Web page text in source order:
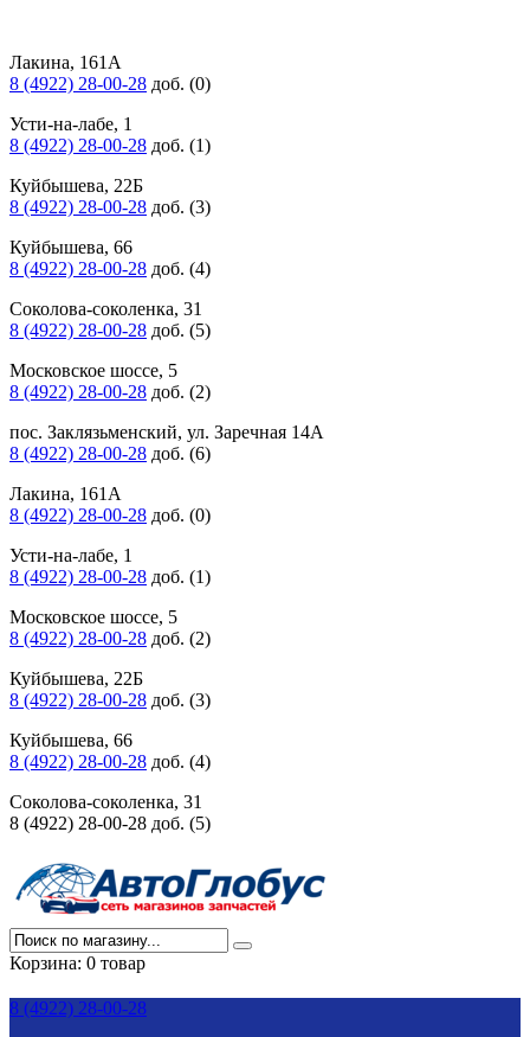
Лакина, 161А
8 (4922) 28-00-28 доб. (0)
Усти-на-лабе, 1
8 (4922) 28-00-28 доб. (1)
Куйбышева, 22Б
8 (4922) 28-00-28 доб. (3)
Куйбышева, 66
8 (4922) 28-00-28 доб. (4)
Соколова-соколенка, 31
8 (4922) 28-00-28 доб. (5)
Московское шоссе, 5
8 (4922) 28-00-28 доб. (2)
пос. Заклязьменский, ул. Заречная 14А
8 (4922) 28-00-28 доб. (6)
Лакина, 161А
8 (4922) 28-00-28 доб. (0)
Усти-на-лабе, 1
8 (4922) 28-00-28 доб. (1)
Московское шоссе, 5
8 (4922) 28-00-28 доб. (2)
Куйбышева, 22Б
8 (4922) 28-00-28 доб. (3)
Куйбышева, 66
8 (4922) 28-00-28 доб. (4)
Соколова-соколенка, 31
8 (4922) 28-00-28 доб. (5)
Корзина: 0 товар
8 (4922) 28-00-28